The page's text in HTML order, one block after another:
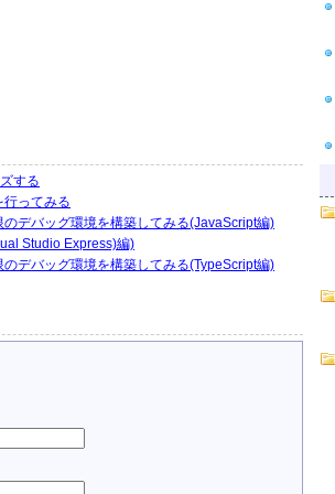
する
ってみる
デバッグ環境を構築してみる(JavaScript編)
Studio Express)編)
デバッグ環境を構築してみる(TypeScript編)